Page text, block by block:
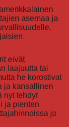
asemaa ja
eivät
laajuutta tai
he korostivat
ja kansallinen
nyt tehdyt
ja pienten
jo